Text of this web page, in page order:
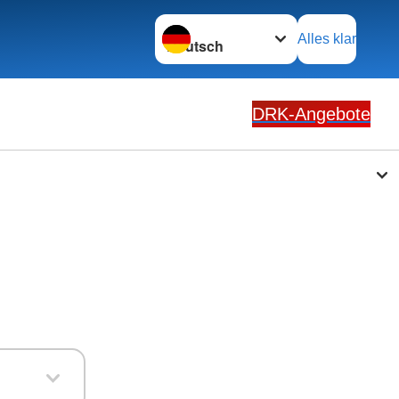
Sprache wechseln zu
Alles klar
DRK-Angebote